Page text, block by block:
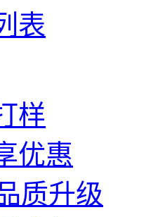
表
样
优惠
质升级